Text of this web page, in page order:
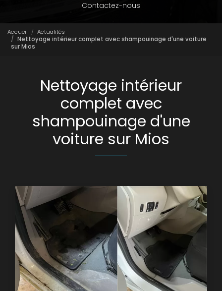
Contactez-nous
Accueil
Actualités
Nettoyage intérieur complet avec shampouinage d'une voiture
sur Mios
Nettoyage intérieur
complet avec
shampouinage d'une
voiture sur Mios